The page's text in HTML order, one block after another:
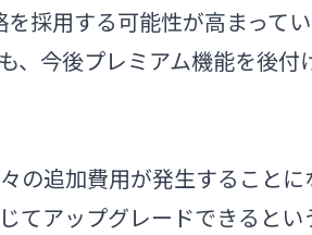
採用する可能性が高まってい
、今後プレミアム機能を後付
の追加費用が発生することに
てアップグレードできるとい